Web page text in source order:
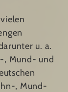
u. a.
, Mund- und
, Mund-